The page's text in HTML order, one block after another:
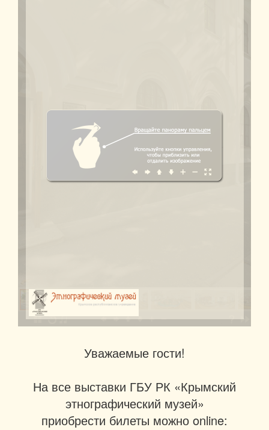
Уважаемые гости!
На все выставки ГБУ РК «Крымский
этнографический музей»
приобрести билеты можно online: